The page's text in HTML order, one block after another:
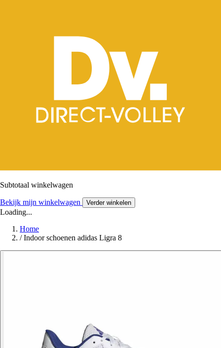
Subtotaal winkelwagen
Bekijk mijn winkelwagen Verder winkelen
Loading...
Home
/ Indoor schoenen adidas Ligra 8